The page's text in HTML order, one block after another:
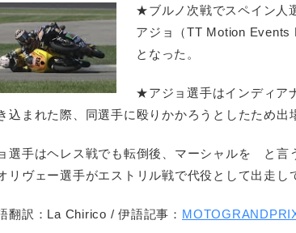
★ブルノ次戦でスペイン人
アジョ（TT Motion Events
となった。
★アジョ選手はインディア
込まれた際、同選手に殴りかかろうとしたため出
選手はヘレス戦でも転倒後、マーシャルを と言
リヴェー選手がエストリル戦で代役として出走し
翻訳：La Chirico / 伊語記事：